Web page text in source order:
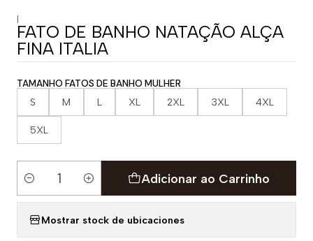
|
FATO DE BANHO NATAÇÃO ALÇA
FINA ITALIA
TAMANHO FATOS DE BANHO MULHER
S M L XL 2XL 3XL 4XL
5XL
Quantidade
Adicionar ao Carrinho
Mostrar stock de ubicaciones